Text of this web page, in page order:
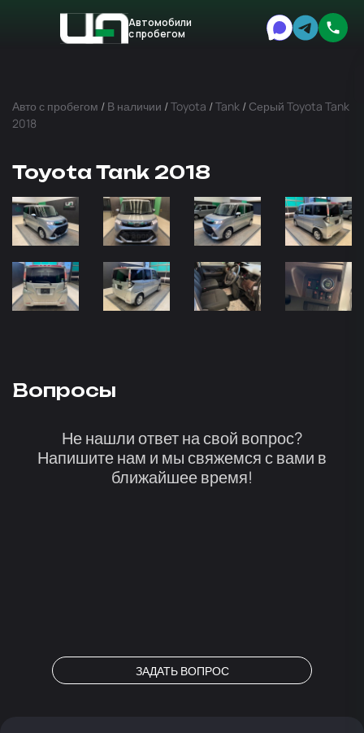
Автомобили
с пробегом
Авто с пробегом / В наличии /Toyota /Tank / Серый Toyota Tank
2018
Toyota Tank 2018
Вопросы
Не нашли ответ на свой вопрос?
Напишите нам и мы свяжемся с вами в
ближайшее время!
ЗАДАТЬ ВОПРОС